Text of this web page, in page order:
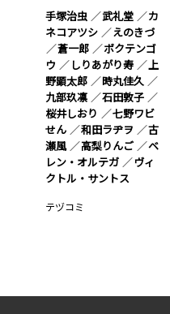
手塚治虫 武礼堂
カ
ネコアツシ
えのきづ
蒼一郎
ボクテンゴ
ウ
しりあがり寿
上
野顕太郎
時丸佳久
九部玖凛
石田敦子
桜井しおり
七野ワビ
せん
和田ラヂヲ
古
瀬風
高梨りんご
ベ
レン・オルテガ
ヴィ
クトル・サントス
テヅコミ